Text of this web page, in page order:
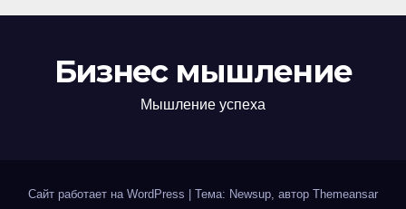
Бизнес мышление
Мышление успеха
Сайт работает на WordPress Тема: Newsup, автор Themeansar